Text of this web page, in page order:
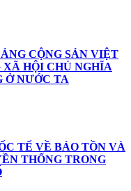
CỘNG SẢN VIỆT
HỘI CHỦ NGHĨA
Ở NƯỚC TA
TẾ VỀ BẢO TỒN VÀ
THỐNG TRONG